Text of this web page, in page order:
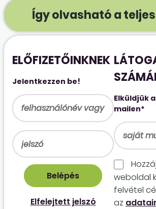
Így olvasható a
ELŐFIZETŐINKNEK
Jelentkezzen be!
Elfelejtett jelszó
Elküldjük
mailen*
weboldal
felvétel
az